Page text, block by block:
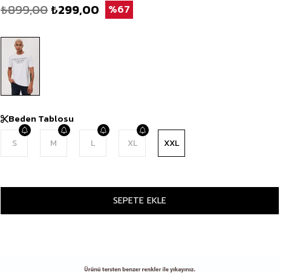
₺899,00₺299,00 67
Beden Tablosu
S M L XL XXL